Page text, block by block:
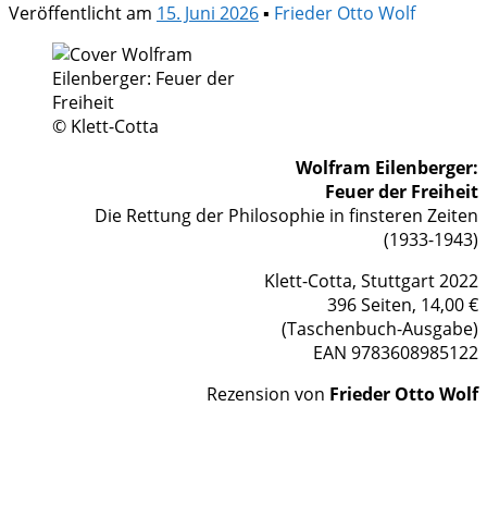
Veröffentlicht am 15. Juni 2026▪ Frieder Otto Wolf
© Klett-Cotta
Wolfram Eilenberger:
Feuer der Freiheit
Die Rettung der Philosophie in finsteren Zeiten
(1933-1943)
Klett-Cotta, Stuttgart 2022
396 Seiten, 14,00 €
(Taschenbuch-Ausgabe)
EAN 9783608985122
Rezension von Frieder Otto Wolf